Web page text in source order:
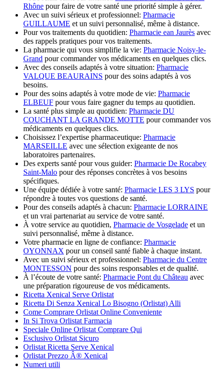
Rhône pour faire de votre santé une priorité simple à gérer.
Avec un suivi sérieux et professionnel: Pharmacie
GUILLAUME et un suivi personnalisé, même à distance.
Pour vos traitements du quotidien: Pharmacie ean Jaurès avec
des rappels pratiques pour vos traitements.
La pharmacie qui vous simplifie la vie: Pharmacie Noisy-le-
Grand pour commander vos médicaments en quelques clics.
Avec des conseils adaptés à votre situation: Pharmacie
VALQUE BEAURAINS pour des soins adaptés à vos
besoins.
Pour des soins adaptés à votre mode de vie: Pharmacie
ELBEUF pour vous faire gagner du temps au quotidien.
La santé plus simple au quotidien: Pharmacie DU
COUCHANT LA GRANDE MOTTE pour commander vos
médicaments en quelques clics.
Choisissez l’expertise pharmaceutique: Pharmacie
MARSEILLE avec une sélection exigeante de nos
laboratoires partenaires.
Des experts santé pour vous guider: Pharmacie De Rocabey
Saint-Malo pour des réponses concrètes à vos besoins
spécifiques.
Une équipe dédiée à votre santé: Pharmacie LES 3 LYS pour
répondre à toutes vos questions de santé.
Pour des conseils adaptés à chacun: Pharmacie LORRAINE
et un vrai partenariat au service de votre santé.
À votre service au quotidien, Pharmacie de Vosgelade et un
suivi personnalisé, même à distance.
Votre pharmacie en ligne de confiance: Pharmacie
OYONNAX pour un conseil santé fiable à chaque instant.
Avec un suivi sérieux et professionnel: Pharmacie du Centre
MONTESSON pour des soins responsables et de qualité.
À l’écoute de votre santé: Pharmacie Pont du Château avec
une préparation rigoureuse de vos médicaments.
Ricetta Xenical Serve Orlistat
Ricetta Di Senza Xenical Lo Bisogno (Orlistat) Alli
Come Comprare Orlistat Online Conveniente
In Si Trova Orlistat Farmacia
Speciale Online Orlistat Comprare Qui
Esclusivo Orlistat Sicuro
Orlistat Ricetta Serve Xenical
Orlistat Prezzo Â® Xenical
Numeri utili